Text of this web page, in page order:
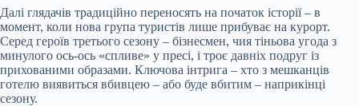
Далі глядачів традиційно переносять на початок історії – в
момент, коли нова група туристів лише прибуває на курорт.
Серед героїв третього сезону – бізнесмен, чия тіньова угода з
минулого ось-ось «спливе» у пресі, і троє давніх подруг із
прихованими образами. Ключова інтрига – хто з мешканців
готелю виявиться вбивцею – або буде вбитим – наприкінці
сезону.